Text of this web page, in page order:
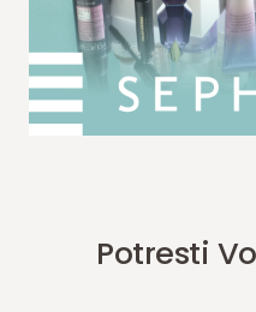
Potresti